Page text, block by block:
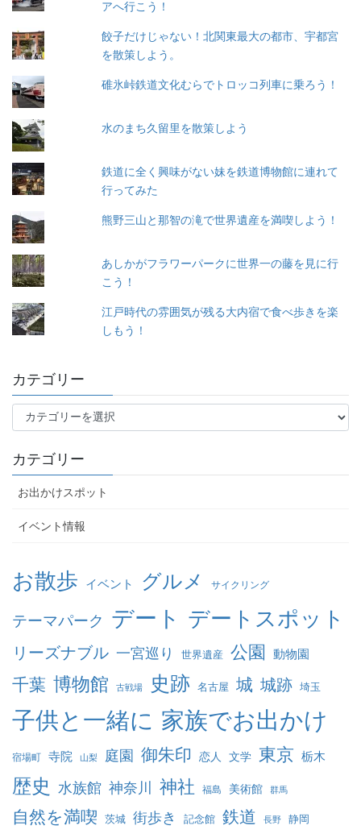
アへ行こう！
餃子だけじゃない！北関東最大の都市、宇都宮
を散策しよう。
碓氷峠鉄道文化むらでトロッコ列車に乗ろう！
水のまち久留里を散策しよう
鉄道に全く興味がない妹を鉄道博物館に連れて
行ってみた
熊野三山と那智の滝で世界遺産を満喫しよう！
あしかがフラワーパークに世界一の藤を見に行
こう！
江戸時代の雰囲気が残る大内宿で食べ歩きを楽
しもう！
カテゴリー
テ
リ
ー
カテゴリー
お出かけスポット
イベント情報
お散歩 イベント グルメ サイクリング
テーマパーク デート デートスポット
リーズナブル 一宮巡り 世界遺産 公園 動物園
千葉 博物館 古戦場 史跡 名古屋 城 城跡 埼玉
子供と一緒に 家族でお出かけ
宿場町 寺院 山梨 庭園 御朱印 恋人 文学 東京 栃木
歴史 水族館 神奈川 神社 福島 美術館 群馬
自然を満喫 茨城 街歩き 記念館 鉄道 長野 静岡